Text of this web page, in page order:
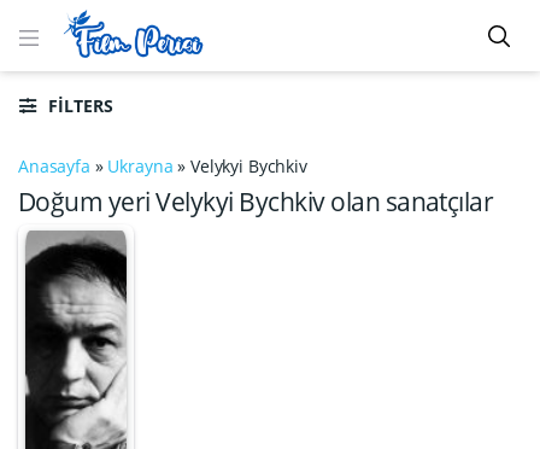
FILTERS
Anasayfa » Ukrayna »Velykyi Bychkiv
Doğum yeri Velykyi Bychkiv olan sanatçılar